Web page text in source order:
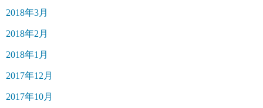
2018年3月
2018年2月
2018年1月
2017年12月
2017年10月